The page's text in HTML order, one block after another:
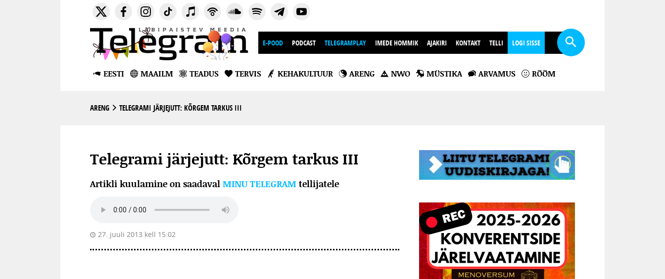
E-POOD PODCAST TELEGRAMPLAY IMEDE HOMMIK AJAKIRI KONTAKT TELLI LOGI SISSE
EESTI MAAILM TEADUS TERVIS KEHAKULTUUR ARENG NWO MÜSTIKA ARVAMUS RÕÕM
ARENG TELEGRAMI JÄRJEJUTT: KÕRGEM TARKUS III
Telegrami järjejutt: Kõrgem tarkus III
Artikli kuulamine on saadaval MINU TELEGRAM tellijatele
27. juuli 2013 kell 15:02